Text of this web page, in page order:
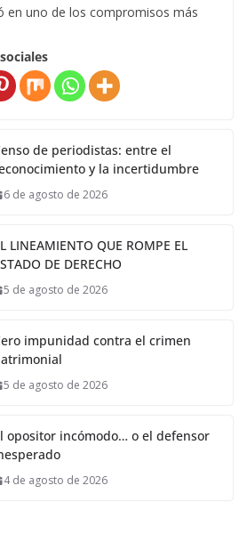
en uno de los compromisos más
de periodistas: entre el
y la incertidumbre
6 de agosto de 2026
LINEAMIENTO QUE ROMPE EL
DE DERECHO
5 de agosto de 2026
impunidad contra el crimen
5 de agosto de 2026
opositor incómodo… o el defensor
4 de agosto de 2026